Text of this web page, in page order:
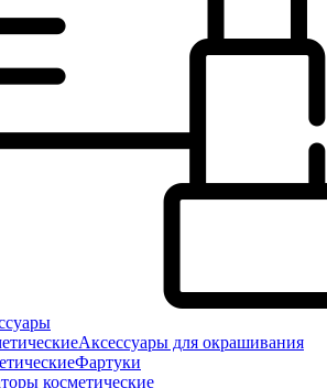
Аксессуары для окрашивания
Фартуки
косметические